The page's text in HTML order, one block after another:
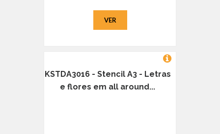
VER
KSTDA3016 - Stencil A3 - Letras
e flores em all around...